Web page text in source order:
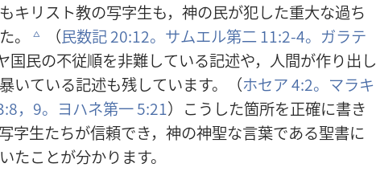
もキリスト教の写字生も， 神の民が犯した重大な過ち
。 c （民数記20:12。 サムエル第二11:2-4。 ガラテ
国民の不従順を非難している記述や， 人間が作り出し
暴いている記述も残しています。（ホセア 4:2。 マラキ
，9。 ヨハネ第一5:21）こうした箇所を正確に書き
写字生たちが信頼でき， 神の神聖な言葉である聖書に
たことが分かります。